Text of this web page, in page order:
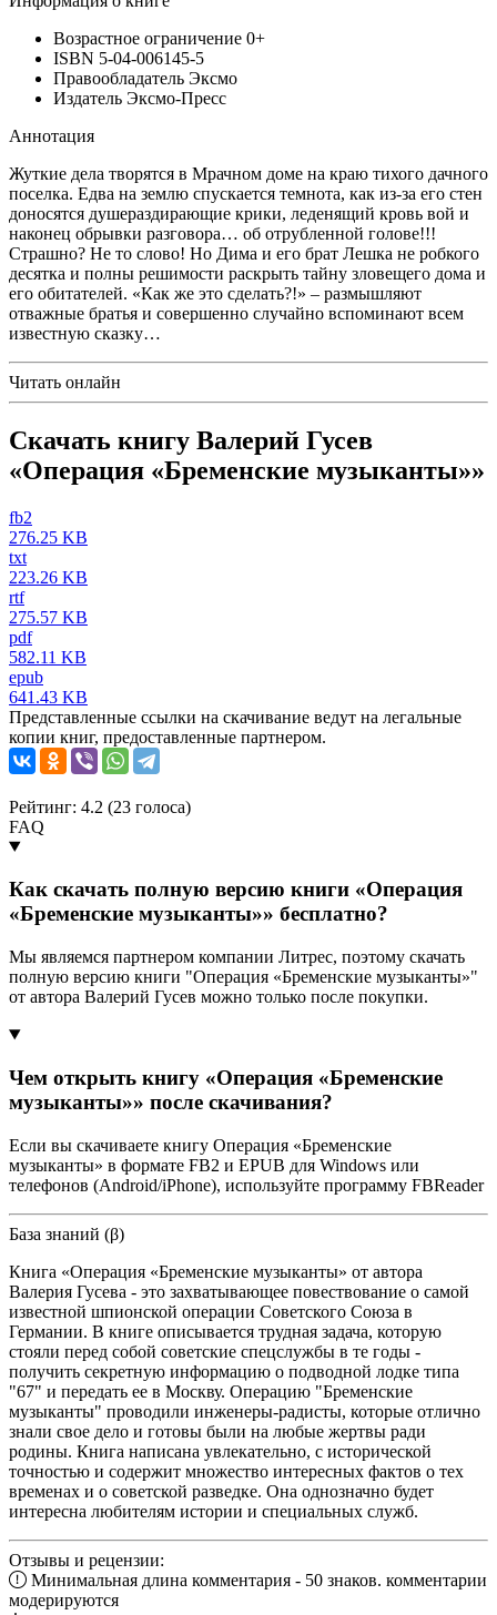
Возрастное ограничение 0+
ISBN 5-04-006145-5
Правообладатель Эксмо
Издатель Эксмо-Пресс
Аннотация
Жуткие дела творятся в Мрачном доме на краю тихого дачного
поселка. Едва на землю спускается темнота, как из-за его стен
доносятся душераздирающие крики, леденящий кровь вой и
наконец обрывки разговора… об отрубленной голове!!!
Страшно? Не то слово! Но Дима и его брат Лешка не робкого
десятка и полны решимости раскрыть тайну зловещего дома и
его обитателей. «Как же это сделать?!» – размышляют
отважные братья и совершенно случайно вспоминают всем
известную сказку…
Читать онлайн
Скачать книгу Валерий Гусев
«Операция «Бременские музыканты»»
fb2
276.25 KB
txt
223.26 KB
rtf
275.57 KB
pdf
582.11 KB
epub
641.43 KB
Представленные ссылки на скачивание ведут на легальные
копии книг, предоставленные партнером.
Рейтинг: 4.2 (23 голоса)
FAQ
Как скачать полную версию книги «Операция
«Бременские музыканты»» бесплатно?
Мы являемся партнером компании Литрес, поэтому скачать
полную версию книги "Операция «Бременские музыканты»"
от автора Валерий Гусев можно только после покупки.
Чем открыть книгу «Операция «Бременские
музыканты»» после скачивания?
Если вы скачиваете книгу Операция «Бременские
музыканты» в формате FB2 и EPUB для Windows или
телефонов (Android/iPhone), используйте программу FBReader
База знаний (β)
Книга «Операция «Бременские музыканты» от автора
Валерия Гусева - это захватывающее повествование о самой
известной шпионской операции Советского Союза в
Германии. В книге описывается трудная задача, которую
стояли перед собой советские спецслужбы в те годы -
получить секретную информацию о подводной лодке типа
"67" и передать ее в Москву. Операцию "Бременские
музыканты" проводили инженеры-радисты, которые отлично
знали свое дело и готовы были на любые жертвы ради
родины. Книга написана увлекательно, с исторической
точностью и содержит множество интересных фактов о тех
временах и о советской разведке. Она однозначно будет
интересна любителям истории и специальных служб.
Отзывы и рецензии:
Минимальная длина комментария - 50 знаков. комментарии
модерируются